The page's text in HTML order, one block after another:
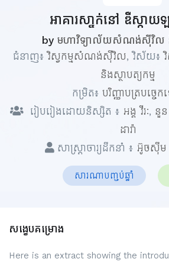
អាគារសា្នក់នៅ ឌឺស្កា
by មហាវិទ្យាល័យសំណង់ស៊ីវិល និ
ជំនាញ៖វិស្វកម្មសំណង់ស៊ីវិល, វិស័យ៖
និងស្ថាបត្យកម្ម
កម្រិត៖ បរិញ្ញាបត្របច្ចេ
រៀបរៀងដោយនិស្សិត ៖ អង្គ​​ វីរៈ, នួ
ដារ៉ា
សាស្ត្រាចារ្យដឹកនាំ ៖ អ៊ូចស៊ឹម
សារណាបញ្ចប់ឆ្នាំ
សង្ខេបគម្រោង
Here is an extract showing the